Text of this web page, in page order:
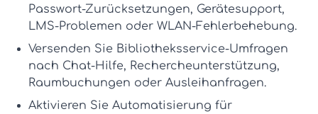
Passwort-Zurücksetzungen, Gerätesupport,
LMS-Problemen oder WLAN-Fehlerbehebung.
Versenden Sie Bibliotheksservice-Umfragen
nach Chat-Hilfe, Rechercheunterstützung,
Raumbuchungen oder Ausleihanfragen.
Aktivieren Sie Automatisierung für